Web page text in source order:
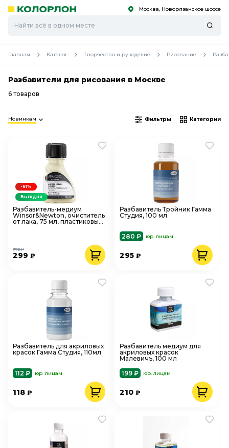
Скоро
Скоро Москва, Новорязанское шоссе
Главная Каталог Творчество и рукоделие Рисование
Разбавители для рисования в Москве
6 товаров
Новинкам Фильтры Категории
Разбавитель-медиум
Winsor&Newton, очиститель
от лака, 75 мл, пластиковый
299 ₽
773 ₽
-61%
Выгодно
Разбавитель Тройник Гамма
Студия, 100 мл
280 ₽ юр. лицам
295₽
Разбавитель для акриловых
красок Гамма Студия, 110мл
112 ₽ юр. лицам
118 ₽
Разбавитель медиум для
акриловых красок
Малевичъ, 100 мл
199 ₽
юр. лицам
210₽